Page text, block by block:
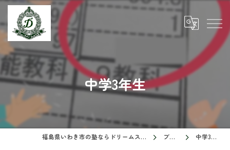
中学3年生
福島県いわき市の塾ならドリームスクール ブログ 中学3年生